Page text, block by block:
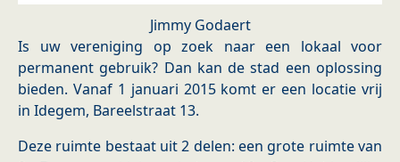
Jimmy Godaert
Is uw vereniging op zoek naar een lokaal voor
permanent gebruik? Dan kan de stad een oplossing
bieden. Vanaf 1 januari 2015 komt er een locatie vrij
in Idegem, Bareelstraat 13.
Deze ruimte bestaat uit 2 delen: een grote ruimte van